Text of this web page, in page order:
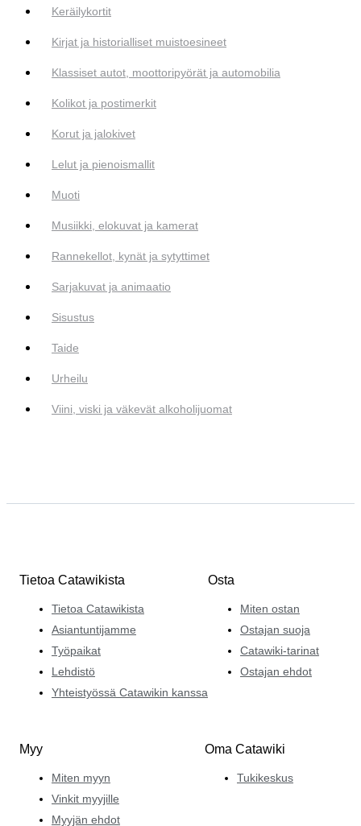
Keräilykortit
Kirjat ja historialliset muistoesineet
Klassiset autot, moottoripyörät ja automobilia
Kolikot ja postimerkit
Korut ja jalokivet
Lelut ja pienoismallit
Muoti
Musiikki, elokuvat ja kamerat
Rannekellot, kynät ja sytyttimet
Sarjakuvat ja animaatio
Sisustus
Taide
Urheilu
Viini, viski ja väkevät alkoholijuomat
Tietoa Catawikista
Tietoa Catawikista
Asiantuntijamme
Työpaikat
Lehdistö
Yhteistyössä Catawikin kanssa
Osta
Miten ostan
Ostajan suoja
Catawiki-tarinat
Ostajan ehdot
Myy
Miten myyn
Vinkit myyjille
Myyjän ehdot
Oma Catawiki
Tukikeskus